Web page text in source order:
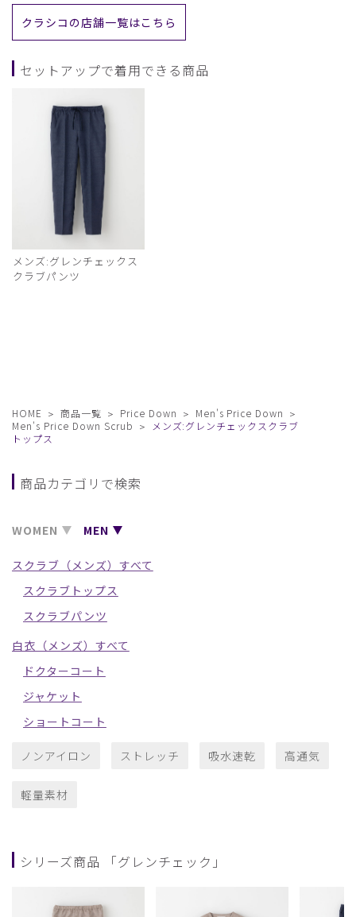
クラシコの店舗一覧はこちら
セットアップで着用できる商品
メンズ:グレンチェックス
クラブパンツ
HOME 商品一覧 Price Down
Men's Price Down
Men's Price Down Scrub
メンズ:グレンチェックスクラブ
トップス
商品カテゴリで検索
WOMEN MEN
スクラブ（メンズ）すべて
スクラブトップス
スクラブパンツ
白衣（メンズ）すべて
ドクターコート
ジャケット
ショートコート
ノンアイロン ストレッチ 吸水速乾 高通気
軽量素材
シリーズ商品 「グレンチェック」